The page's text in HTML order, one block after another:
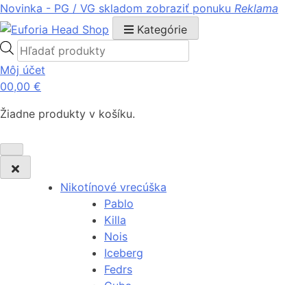
Novinka - PG / VG skladom zobraziť ponuku Reklama
Kategórie
Products
search
Môj účet
00,00 €
Žiadne produkty v košíku.
Nikotínové vrecúška
Pablo
Killa
Nois
Iceberg
Fedrs